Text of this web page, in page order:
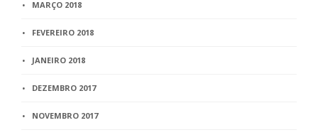
MARÇO 2018
FEVEREIRO 2018
JANEIRO 2018
DEZEMBRO 2017
NOVEMBRO 2017